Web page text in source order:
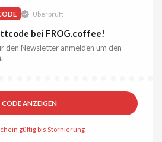
Überprüft
bei FROG.coffee!
den Newsletter anmelden um den
CODE ANZEIGEN
gültig bis Stornierung